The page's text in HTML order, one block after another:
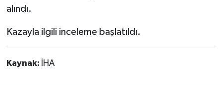
alındı.
Kazayla ilgili inceleme başlatıldı.
Kaynak: İHA